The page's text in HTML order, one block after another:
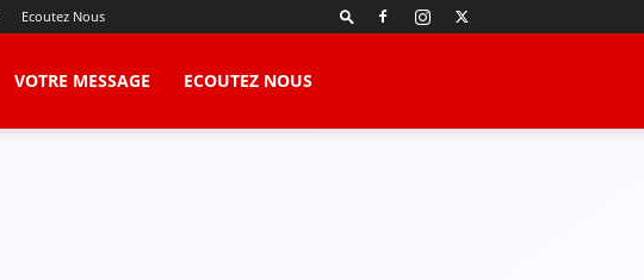
Ecoutez Nous
VOTRE MESSAGE ECOUTEZ NOUS